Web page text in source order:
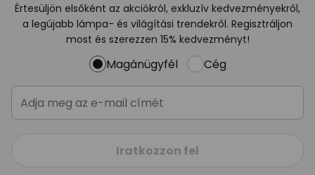
Értesüljön elsőként az akciókról, exkluzív kedvezményekről,
a legújabb lámpa- és világítási trendekről. Regisztráljon
most és szerezzen 15% kedvezményt!
Magánügyfél Cég
Iratkozzon fel